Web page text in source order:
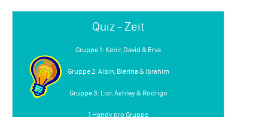
Quiz - Zeit
Gruppe 1: Kebir, David & Erva
Gruppe 2: Albin, Blerina & Ibrahim
Gruppe 3: Lior, Ashley & Rodrigo
1 Handy pro Gruppe